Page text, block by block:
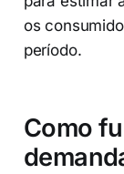
os
período.
Como